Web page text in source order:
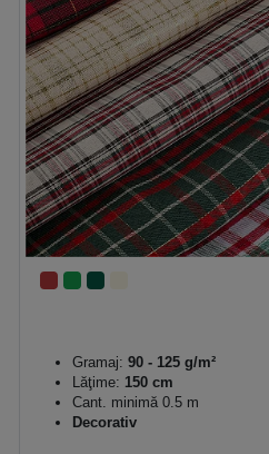
Gramaj: 90 - 125 g/m²
Lăţime: 150 cm
Cant. minimă 0.5 m
Decorativ